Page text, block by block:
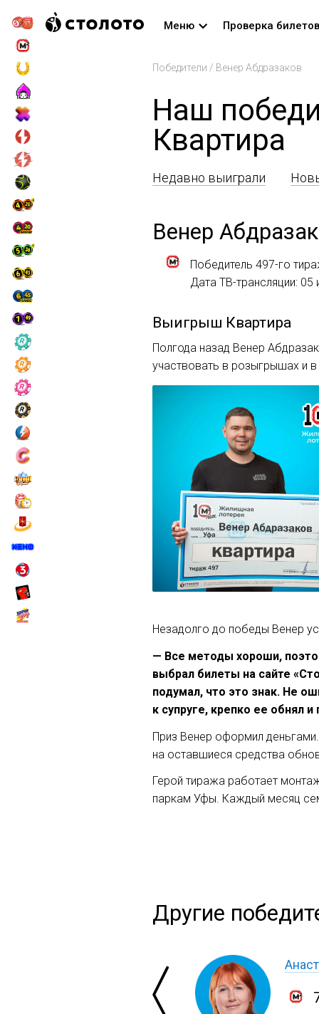
Меню Проверка билетов
Победители / Венер Абдразаков
Наш
Квартира
Недавно выиграли
Венер
Победитель 497-го
Дата ТВ-трансляции: 05
Выигрыш Квартира
Полгода назад Венер
участвовать в розыгрышах и
Незадолго до победы Венер
— Все методы хороши,
выбрал билеты на сайте
подумал, что это знак. Не
к супруге, крепко ее обнял
Приз Венер оформил
на оставшиеся средства
Герой тиража работает
паркам Уфы. Каждый месяц
Другие